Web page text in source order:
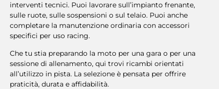
interventi tecnici. Puoi lavorare sull’impianto frenante,
sulle ruote, sulle sospensioni o sul telaio. Puoi anche
completare la manutenzione ordinaria con accessori
specifici per uso racing.
Che tu stia preparando la moto per una gara o per una
sessione di allenamento, qui trovi ricambi orientati
all’utilizzo in pista. La selezione è pensata per offrire
praticità, durata e affidabilità.